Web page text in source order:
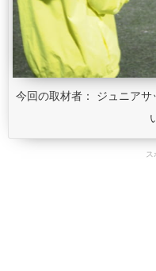
今回の取材者： ジュニア
ス